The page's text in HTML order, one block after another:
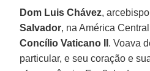
Dom Luis Chávez,
Salvador, na América
Concílio Vaticano II . Voava
particular, e seu coração e